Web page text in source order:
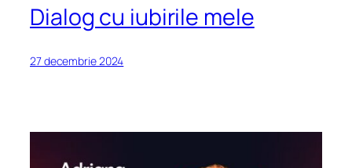
Dialog cu iubirile mele
27 decembrie 2024